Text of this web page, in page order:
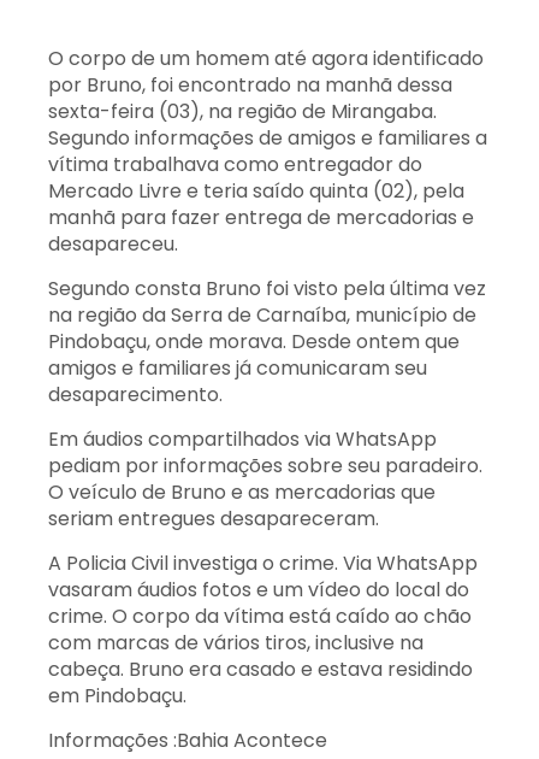
O corpo de um homem até agora identificado
por Bruno, foi encontrado na manhã dessa
sexta-feira (03), na região de Mirangaba.
Segundo informações de amigos e familiares a
vítima trabalhava como entregador do
Mercado Livre e teria saído quinta (02), pela
manhã para fazer entrega de mercadorias e
desapareceu.
Segundo consta Bruno foi visto pela última vez
na região da Serra de Carnaíba, município de
Pindobaçu, onde morava. Desde ontem que
amigos e familiares já comunicaram seu
desaparecimento.
Em áudios compartilhados via WhatsApp
pediam por informações sobre seu paradeiro.
O veículo de Bruno e as mercadorias que
seriam entregues desapareceram.
A Policia Civil investiga o crime. Via WhatsApp
vasaram áudios fotos e um vídeo do local do
crime. O corpo da vítima está caído ao chão
com marcas de vários tiros, inclusive na
cabeça. Bruno era casado e estava residindo
em Pindobaçu.
Informações :Bahia Acontece